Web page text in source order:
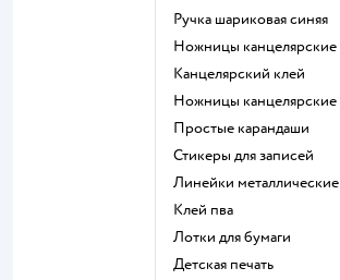
Ручка шариковая синяя
Ножницы канцелярские
Канцелярский клей
Ножницы канцелярские
Простые карандаши
Стикеры для записей
Линейки металлические
Клей пва
Лотки для бумаги
Детская печать